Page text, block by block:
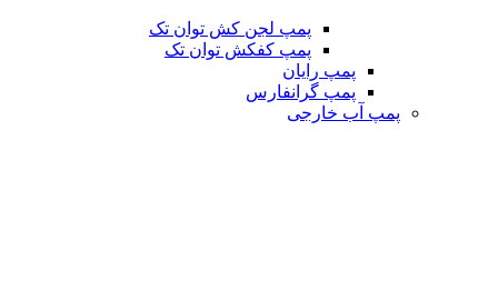
پمپ لجن کش توان تک
پمپ کفکش توان تک
پمپ رایان
پمپ گرانفارس
پمپ آب خارجی